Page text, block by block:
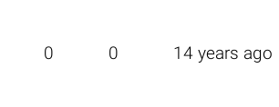
0 0 14 years ago